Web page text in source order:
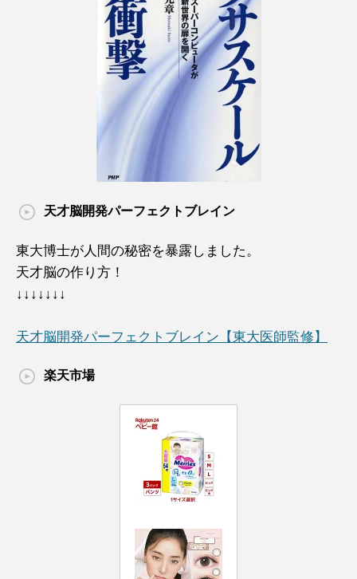
天才脳開発パーフェクトブレイン
東大博士が人間の秘密を暴露しました。
天才脳の作り方！
↓↓↓↓↓↓↓
天才脳開発パーフェクトブレイン【東大医師監修】
楽天市場